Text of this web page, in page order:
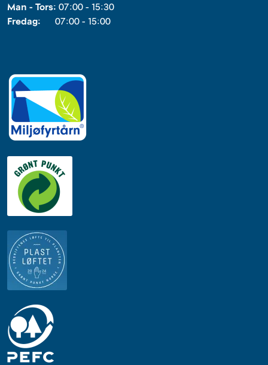
Man - Tors: 07:00 - 15:30
Fredag: 07:00 - 15:00